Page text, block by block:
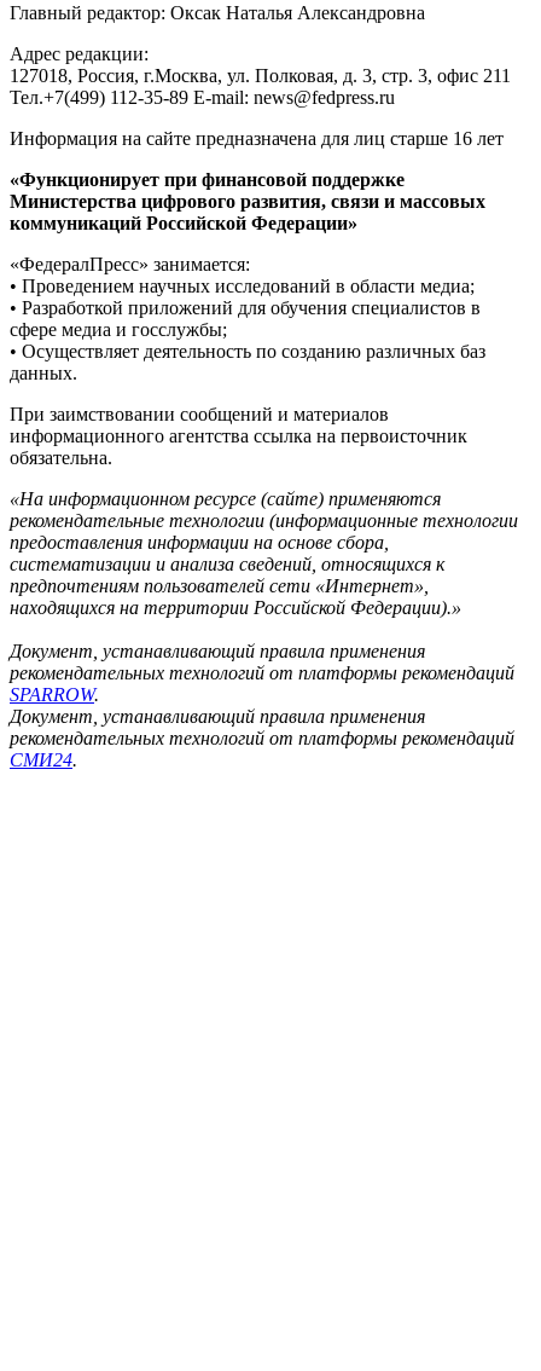
Главный редактор: Оксак Наталья Александровна
Адрес редакции:
127018, Россия, г.Москва, ул. Полковая, д. 3, стр. 3, офис 211
Тел.+7(499) 112-35-89 E-mail: news@fedpress.ru
Информация на сайте предназначена для лиц старше 16 лет
«Функционирует при финансовой поддержке
Министерства цифрового развития, связи и массовых
коммуникаций Российской Федерации»
«ФедералПресс» занимается:
• Проведением научных исследований в области медиа;
• Разработкой приложений для обучения специалистов в
сфере медиа и госслужбы;
• Осуществляет деятельность по созданию различных баз
данных.
При заимствовании сообщений и материалов
информационного агентства ссылка на первоисточник
обязательна.
«На информационном ресурсе (сайте) применяются
рекомендательные технологии (информационные технологии
предоставления информации на основе сбора,
систематизации и анализа сведений, относящихся к
предпочтениям пользователей сети «Интернет»,
находящихся на территории Российской Федерации).»
Документ, устанавливающий правила применения
рекомендательных технологий от платформы рекомендаций
SPARROW.
Документ, устанавливающий правила применения
рекомендательных технологий от платформы рекомендаций
СМИ24.